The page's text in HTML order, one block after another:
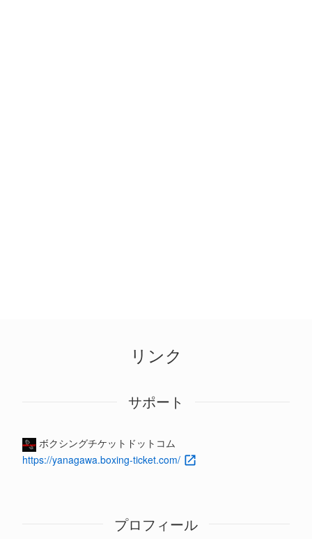
リンク
サポート
ボクシングチケットドットコム
https://yanagawa.boxing-ticket.com/
プロフィール